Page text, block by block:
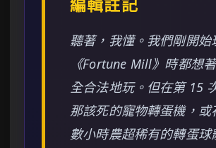
編輯註記
聽著，我懂。我們剛開始
《Fortune Mill》時都想
全合法地玩。但在第 15
那該死的寵物轉蛋機，或
數小時農超稀有的轉蛋球